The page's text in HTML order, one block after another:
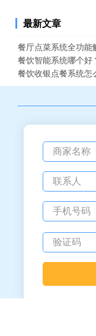
最新文章
餐厅点菜系统全功能
餐饮智能系统哪个好
餐饮收银点餐系统怎